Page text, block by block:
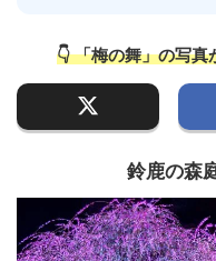
👇 「梅の舞」の写真
鈴鹿の森